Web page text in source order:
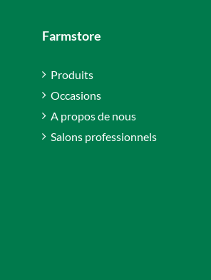
Farmstore
Produits
Occasions
A propos de nous
Salons professionnels